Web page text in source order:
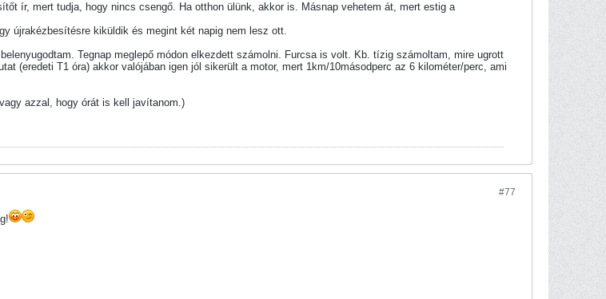
ír, mert tudja, hogy nincs csengő. Ha otthon ülünk, akkor is. Másnap vehetem át, mert estig a
újrakézbesítésre kiküldik és megint két napig nem lesz ott.
Tegnap meglepő módon elkezdett számolni. Furcsa is volt. Kb. tízig számoltam, mire ugrott
(eredeti T1 óra) akkor valójában igen jól sikerült a motor, mert 1km/10másodperc az 6 kilométer/perc, ami
azzal, hogy órát is kell javítanom.)
#77